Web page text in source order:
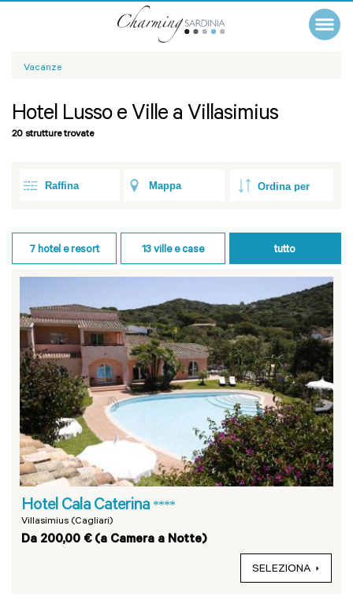
Vacanze
Hotel Lusso e Ville a Villasimius
20 strutture trovate
Raffina Mappa
7hotel e resort 13ville e case tutto
Hotel Cala Caterina ****
Villasimius (Cagliari)
Da 200,00 € (a Camera a Notte)
SELEZIONA